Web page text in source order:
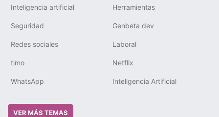
Inteligencia artificial Herramientas
Seguridad Genbeta dev
Redes sociales Laboral
timo Netflix
WhatsApp Inteligencia Artificial
VER MÁS TEMAS